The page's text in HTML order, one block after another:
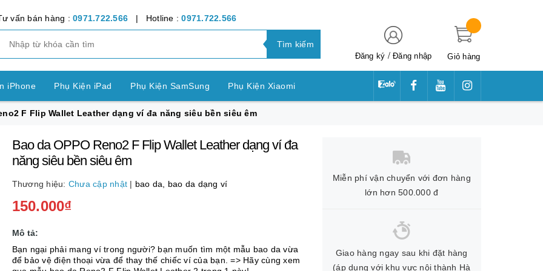
vấn bán hàng : 0971.722.566 | Hotline :0971.722.566
Tìm kiếm
Đăng ký /Đăng nhập Giỏ hàng
iPhone Phụ Kiện iPad Phụ Kiện SamSung Phụ Kiện Xiaomi
OPPO Phụ Kiện Vivo Phụ Kiện Realme Phụ Kiện Huawei
LG Phụ Kiện Nokia Phụ Kiện Sony
Apple Watch
F Flip Wallet Leather dạng ví đa năng siêu bền siêu êm
Bao da OPPO Reno2 F Flip Wallet Leather dạng ví đa
năng siêu bền siêu êm
Thương hiệu: Chưa cập nhật | bao da, bao da dạng ví
150.000₫
Mô tả:
Bạn ngại phải mang ví trong người? bạn muốn tìm một mẫu bao da vừa
để bảo vệ điện thoại vừa để thay thế chiếc ví của bạn. => Hãy cùng xem
Miễn phí vận chuyển với đơn hàng
lớn hơn 500.000 đ
Giao hàng ngay sau khi đặt hàng
(áp dụng với khu vực nội thành Hà